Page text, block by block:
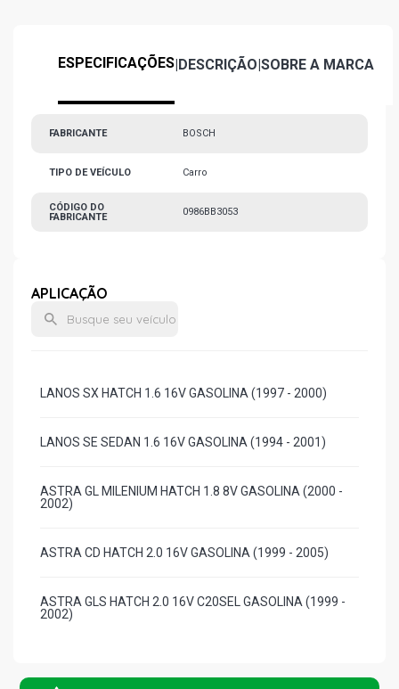
ESPECIFICAÇÕES|DESCRIÇÃO|SOBRE A MARCA
FABRICANTE BOSCH
TIPO DE VEÍCULO Carro
CÓDIGO DO
FABRICANTE
0986BB3053
APLICAÇÃO
LANOS SX HATCH 1.6 16V GASOLINA (1997 - 2000)
LANOS SE SEDAN 1.6 16V GASOLINA (1994 - 2001)
ASTRA GL MILENIUM HATCH 1.8 8V GASOLINA (2000 -
2002)
ASTRA CD HATCH 2.0 16V GASOLINA (1999 - 2005)
ASTRA GLS HATCH 2.0 16V C20SEL GASOLINA (1999 -
2002)
2005)